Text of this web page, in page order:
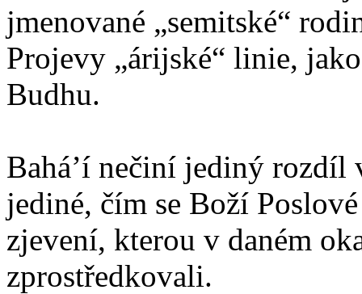
jmenované „semitské“
Projevy „árijské“ linie,
Budhu.
Bahá’í nečiní jediný rozdíl
jediné, čím se Boží
zjevení, kterou v daném
zprostředkovali.